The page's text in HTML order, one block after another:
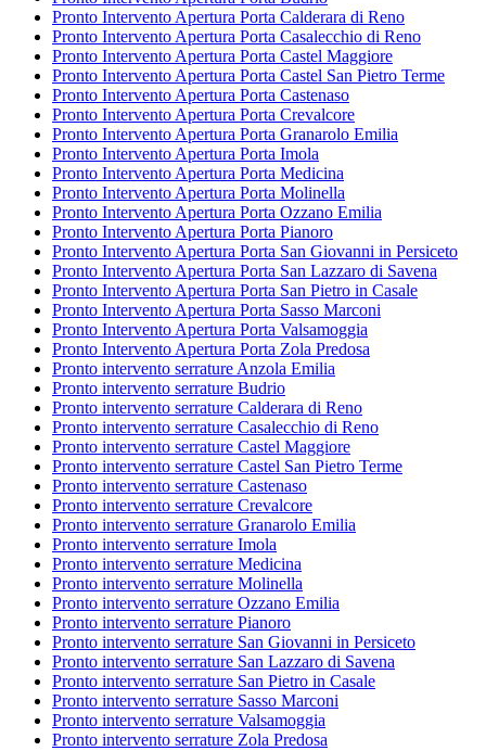
Pronto Intervento Apertura Porta Calderara di Reno
Pronto Intervento Apertura Porta Casalecchio di Reno
Pronto Intervento Apertura Porta Castel Maggiore
Pronto Intervento Apertura Porta Castel San Pietro Terme
Pronto Intervento Apertura Porta Castenaso
Pronto Intervento Apertura Porta Crevalcore
Pronto Intervento Apertura Porta Granarolo Emilia
Pronto Intervento Apertura Porta Imola
Pronto Intervento Apertura Porta Medicina
Pronto Intervento Apertura Porta Molinella
Pronto Intervento Apertura Porta Ozzano Emilia
Pronto Intervento Apertura Porta Pianoro
Pronto Intervento Apertura Porta San Giovanni in Persiceto
Pronto Intervento Apertura Porta San Lazzaro di Savena
Pronto Intervento Apertura Porta San Pietro in Casale
Pronto Intervento Apertura Porta Sasso Marconi
Pronto Intervento Apertura Porta Valsamoggia
Pronto Intervento Apertura Porta Zola Predosa
Pronto intervento serrature Anzola Emilia
Pronto intervento serrature Budrio
Pronto intervento serrature Calderara di Reno
Pronto intervento serrature Casalecchio di Reno
Pronto intervento serrature Castel Maggiore
Pronto intervento serrature Castel San Pietro Terme
Pronto intervento serrature Castenaso
Pronto intervento serrature Crevalcore
Pronto intervento serrature Granarolo Emilia
Pronto intervento serrature Imola
Pronto intervento serrature Medicina
Pronto intervento serrature Molinella
Pronto intervento serrature Ozzano Emilia
Pronto intervento serrature Pianoro
Pronto intervento serrature San Giovanni in Persiceto
Pronto intervento serrature San Lazzaro di Savena
Pronto intervento serrature San Pietro in Casale
Pronto intervento serrature Sasso Marconi
Pronto intervento serrature Valsamoggia
Pronto intervento serrature Zola Predosa